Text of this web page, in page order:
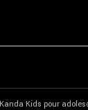
Kids pour